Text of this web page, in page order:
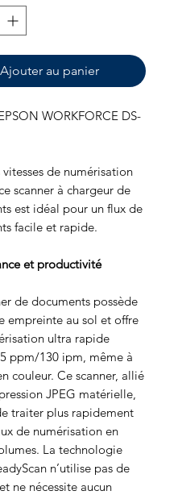
Ajouter au panier
WORKFORCE DS-
vitesses de numérisation
scanner à chargeur de
est idéal pour un flux de
facile et rapide.
et productivité
de documents possède
empreinte au sol et offre
ultra rapide
ppm/130 ipm, même à
couleur. Ce scanner, allié
JPEG matérielle,
traiter plus rapidement
de numérisation en
La technologie
n’utilise pas de
ne nécessite aucun